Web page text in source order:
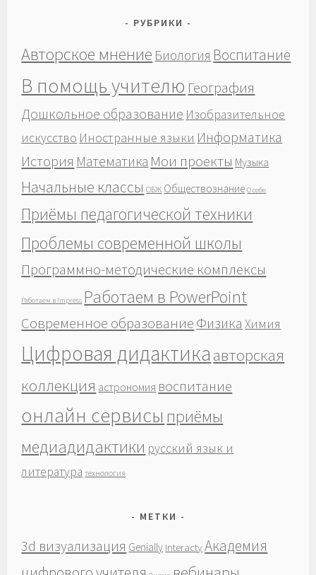
РУБРИКИ
Авторское мнение Биология Воспитание
В помощь учителю География
Дошкольное образование Изобразительное
искусство Иностранные языки Информатика
История Математика Мои проекты Музыка
Начальные классы ОБЖ Обществознание О себе
Приёмы педагогической техники
Проблемы современной школы
Программно-методические комплексы
Работаем в Impress Работаем в PowerPoint
Современное образование Физика Химия
Цифровая дидактика авторская
коллекция астрономия воспитание
онлайн сервисы приёмы
медиадидактики русский язык и
литература технология
МЕТКИ
3d визуализация Genially Interacty Академия